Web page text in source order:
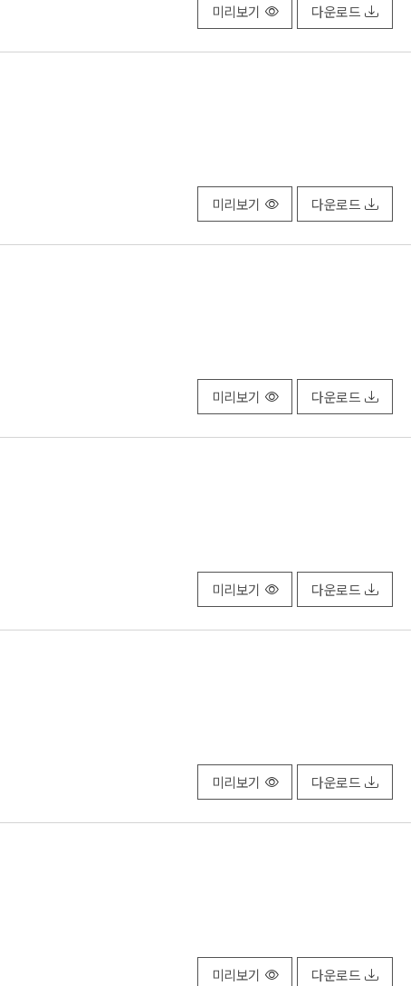
미리보기 다운로드
미리보기 다운로드
미리보기 다운로드
미리보기 다운로드
미리보기 다운로드
미리보기 다운로드